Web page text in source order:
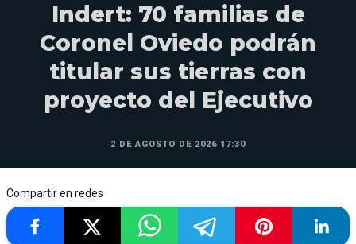
Indert: 70 familias de
Coronel Oviedo podrán
titular sus tierras con
proyecto del Ejecutivo
2 DE AGOSTO DE 2026 17:30
Compartir en redes